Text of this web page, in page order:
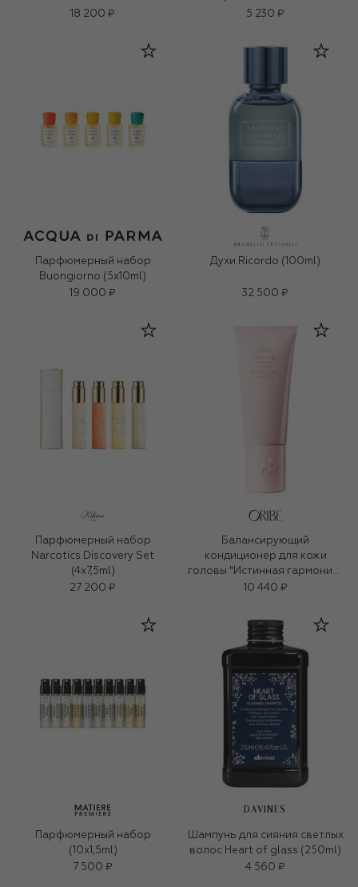
18 200 ₽
(150ml)
5 230 ₽
Парфюмерный набор
Buongiorno (5x10ml)
19 000 ₽
Духи Ricordo (100ml)
32 500 ₽
Парфюмерный набор
Narcotics Discovery Set
(4x7,5ml)
27 200 ₽
Балансирующий
кондиционер для кожи
головы "Истинная гармония"
(200ml)
10 440 ₽
Парфюмерный набор
(10x1,5ml)
7 500 ₽
DAVINES
Шампунь для сияния светлых
волос Heart of glass (250ml)
4 560 ₽